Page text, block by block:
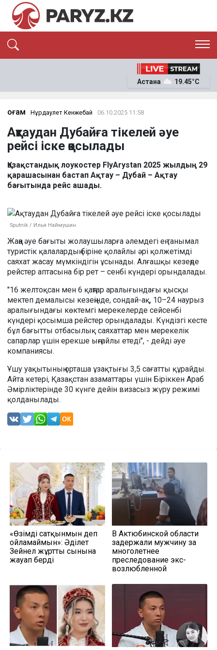
ЭКОНОМИКА
ОҚИҒА
News
Астана 19.45°C
Қоғам Нұрдаулет Кенжебай 06.10.2025 11:58
Ақтаудан Дубайға тікелей әуе
рейсі іске қосылады
Қазақстандық лоукостер FlyArystan 2025 жылдың 29
қарашасынан бастап Ақтау – Дубай – Ақтау
бағытында рейс ашады.
Sputnik / Илья Наймушин
Жаңа әуе бағыты жолаушыларға әлемдегі ең танымал
туристік қалалардың біріне қолайлы әрі қолжетімді
саяхат жасау мүмкіндігін ұсынады. Алғашқы кезеңде
рейстер аптасына бір рет – сенбі күндері орындалады.
"16 желтоқсан мен 6 қаңтар аралығындағы қысқы
мектеп демалысы кезеңінде, сондай-ақ, 10–24 наурыз
аралығындағы көктемгі мерекелерде сейсенбі
күндері қосымша рейстер орындалады. Күндізгі кесте
бұл бағытты отбасылық саяхаттар мен мерекелік
сапарлар үшін ерекше ыңғайлы етеді", - дейді әуе
компаниясы.
Ұшу уақытының орташа ұзақтығы 3,5 сағатты құрайды.
Айта кетері, Қазақстан азаматтары үшін Біріккен Араб
Әмірліктерінде 30 күнге дейін визасыз жүру режимі
қолданылады.
«Өзімді сатқынмын деп
ойламаймын»: Әділет
Зейнел жұрттың сынына
жауап берді
В Актюбинской области
задержали мужчину за
многолетнее
преследование экс-
возлюбленной